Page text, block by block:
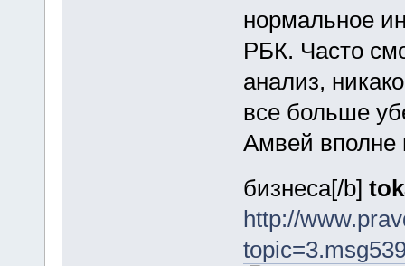
нормальное
РБК. Часто
анализ,
все больше
Амвей вполне
бизнеса[/b]
http://